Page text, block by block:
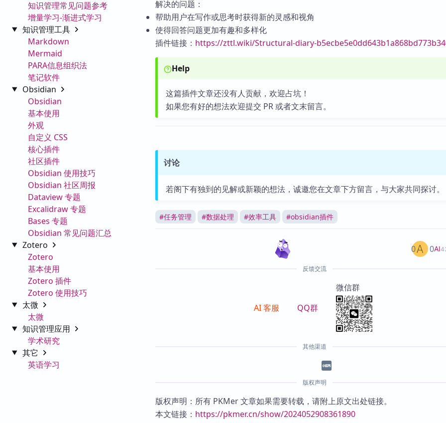
知识管理常见问题参考
增量学习-渐进式学习
知识管理工具
Markdown
Mermaid
PARA信息组织法
笔记软件
Obsidian
Obsidian
基本使用
外观
自定义 CSS
核心插件
社区插件
Obsidian 使用技巧
Obsidian 社区周报
Dataview 专题
Excalidraw 专题
Bases 专题
Obsidian 常见问题汇总
Zotero
Zotero
基本使用
Zotero 插件
Zotero 使用技巧
太微
太微
知识管理应用
学术研究
其它
英语学习
解决的问题：
帮助用户在写作或思考时获得新的灵感和视角
使得回答问题更加有趣和多样化
插件链接： https://zttl.wiki/Structural-diary-
Help
这篇插件文章还没有人贡献，欢迎占坑！
如果您有好的想法欢迎提交 PR 或者文末留言。
讨论
若阁下有独到的见解或新颖的想法，诚邀您在文章下方留言，与大家共同探讨。
#任务管理 #数据处理 #效率工具 #obsidian插件
AI
0 0
反馈交流
AI 客服 QQ群
微信群
其他渠道
版权声明
版权声明：所有 PKMer 文章如果需要转载，请附上原文出处链接。
本文链接： https://pkmer.cn/show/2024052908361890